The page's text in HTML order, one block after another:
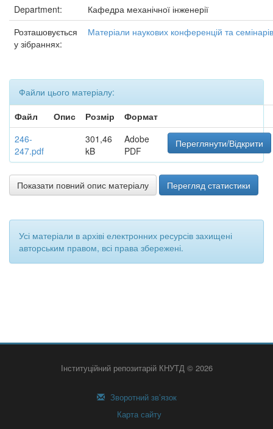
Department:
Кафедра механічної інженерії
Розташовується
у зібраннях:
Матеріали наукових конференцій та семінарів
Файли цього матеріалу:
Файл
Опис Розмір
Формат
246-
247.pdf
301,46
kB
Adobe
PDF
Переглянути/Відкрити
Показати повний опис матеріалу Перегляд статистики
Усі матеріали в архіві електронних ресурсів захищені
авторським правом, всі права збережені.
Інституційний репозитарій КНУТД © 2026
Зворотний зв’язок
Карта сайту